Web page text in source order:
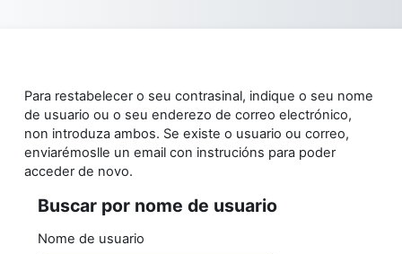
Para restabelecer o seu contrasinal, indique o seu nome
de usuario ou o seu enderezo de correo electrónico,
non introduza ambos. Se existe o usuario ou correo,
enviarémoslle un email con instrucións para poder
acceder de novo.
Buscar por nome de usuario
Buscar por nome de usuario
Nome de usuario